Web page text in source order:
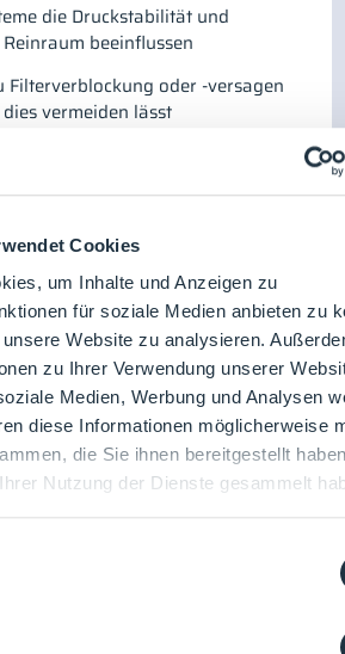
Cookies
um Inhalte und Anzeigen zu
für soziale Medien anbieten zu
Website zu analysieren.
zu Ihrer Verwendung unserer
Medien, Werbung und Analysen
diese Informationen möglicherweise
die Sie ihnen bereitgestellt
Nutzung der Dienste gesammelt
die Druckstabilität und
beeinflussen
Filterverblockung oder -versagen
vermeiden lässt
das
in klassifizierten Bereichen
Designelemente die Leistung des
können
das
reduziert und die Betriebssicherheit
Referent*innen: